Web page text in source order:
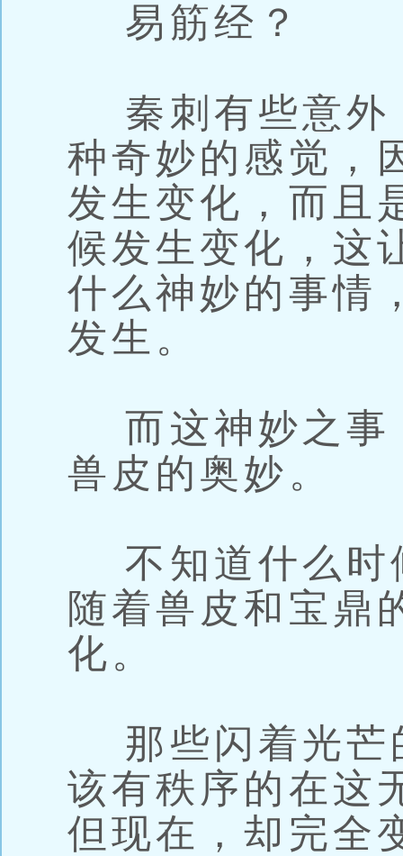
易筋经？
秦刺有些意外
种奇妙的感觉，
发生变化，而且
候发生变化，这
什么神妙的事情
发生。
而这神妙之事
兽皮的奥妙。
不知道什么时
随着兽皮和宝鼎
化。
那些闪着光芒
该有秩序的在这
但现在，却完全